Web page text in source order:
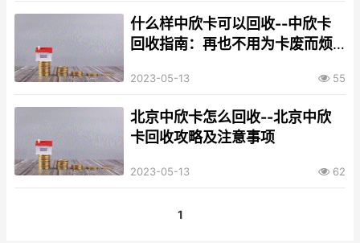
什么样中欣卡可以回收--中欣卡
回收指南：再也不用为卡废而烦
2023-05-13 55
北京中欣卡怎么回收--北京中欣
卡回收攻略及注意事项
2023-05-13 62
1